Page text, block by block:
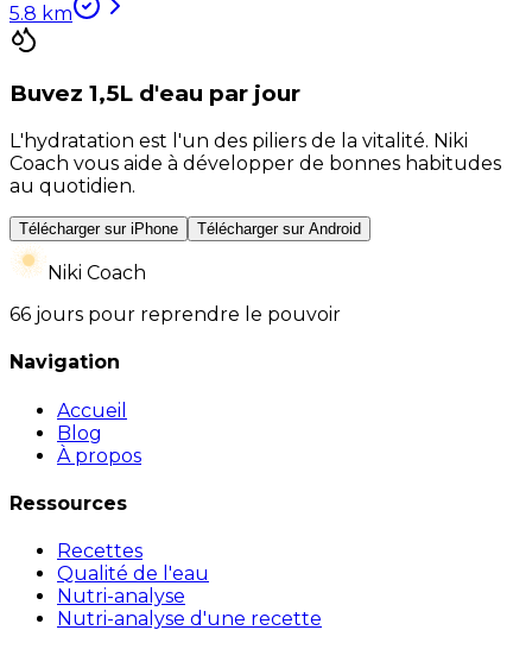
5.8 km
Buvez 1,5L d'eau par jour
L'hydratation est l'un des piliers de la vitalité. Niki
Coach vous aide à développer de bonnes habitudes
au quotidien.
Télécharger sur iPhone Télécharger sur Android
Niki Coach
66 jours pour reprendre le pouvoir
Navigation
Accueil
Blog
À propos
Ressources
Recettes
Qualité de l'eau
Nutri-analyse
Nutri-analyse d'une recette